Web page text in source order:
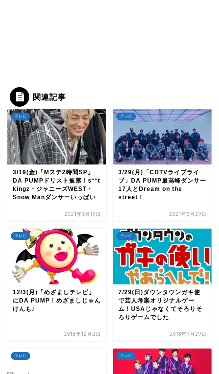
関連記事
テレビ
3/19(金)「Mステ2時間SP」
DA PUMPドリスト披露！s**t
kingz・ジャニーズWEST・
Snow Manダンサーいっぱい
2021年3月19日
テレビ
3/29(月)「CDTVライブライ
ブ」DA PUMP最高峰ダンサー
17人とDream on the
street！
2021年3月29日
テレビ
12/3(月)「めざましテレビ」
にDA PUMP！めざましじゃん
けんも♪
2018年12月2日
テレビ
7/29(日)ダウンタウンガキ使
で芸人考案オリジナルゲー
ム！USAじゃなくてそろりそ
ろりゲームでした
2018年7月29日
テレビ テレビ